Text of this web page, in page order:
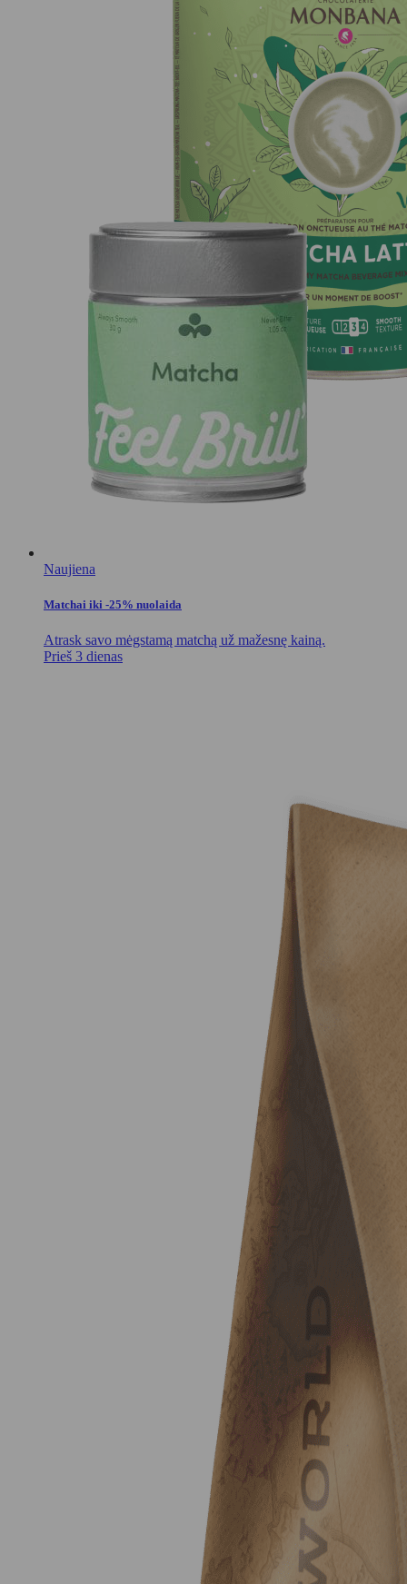
Naujiena
Matchai iki -25% nuolaida
Atrask savo mėgstamą matchą už mažesnę kainą.
Prieš 3 dienas